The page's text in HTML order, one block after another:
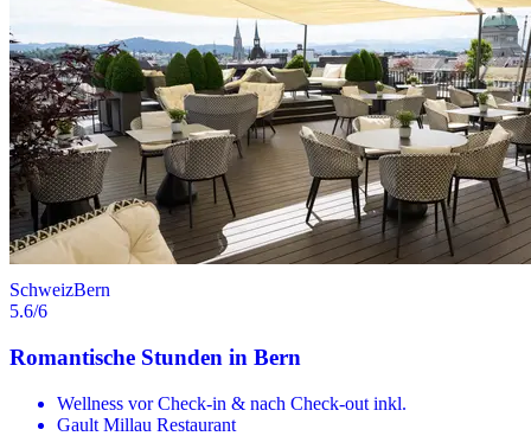
SchweizBern
5.6/6
Romantische Stunden in Bern
Wellness vor Check-in & nach Check-out inkl.
Gault Millau Restaurant